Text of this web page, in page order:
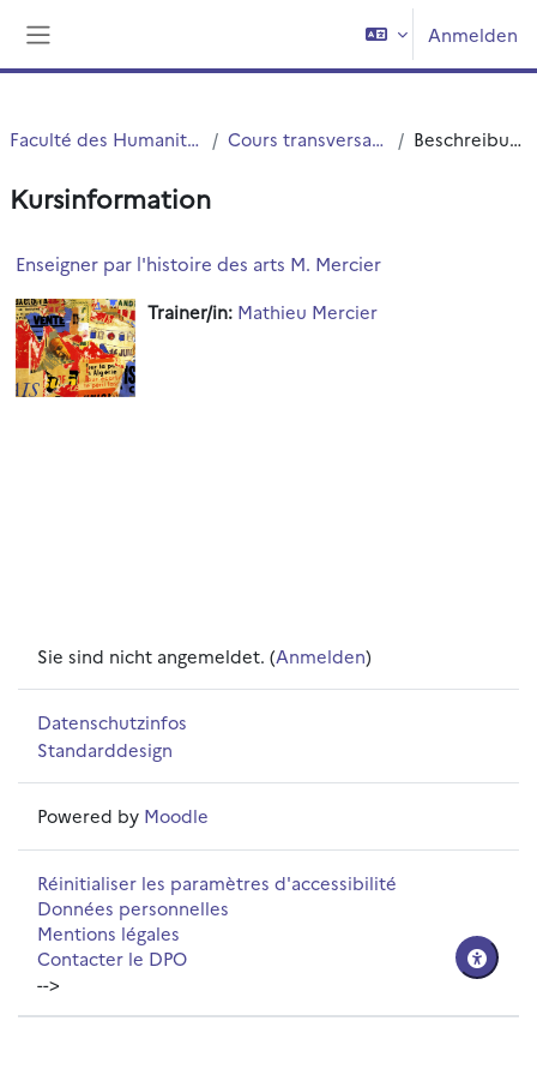
Anmelden
Faculté des Humanités Cours transversaux Beschreibung
Kursinformation
Enseigner par l'histoire des arts M. Mercier
Trainer/in: Mathieu Mercier
Sie sind nicht angemeldet. (Anmelden)
Datenschutzinfos
Standarddesign
Powered by Moodle
Réinitialiser les paramètres d'accessibilité
Données personnelles
Mentions légales
Contacter le DPO
-->